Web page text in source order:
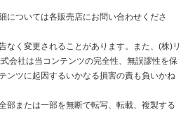
については各販売店にお問い合わせくださ
なく変更されることがあります。また、(株)リ
会社は当コンテンツの完全性、無誤謬性を保
ンツに起因するいかなる損害の責も負いかね
部または一部を無断で転写、転載、複製する